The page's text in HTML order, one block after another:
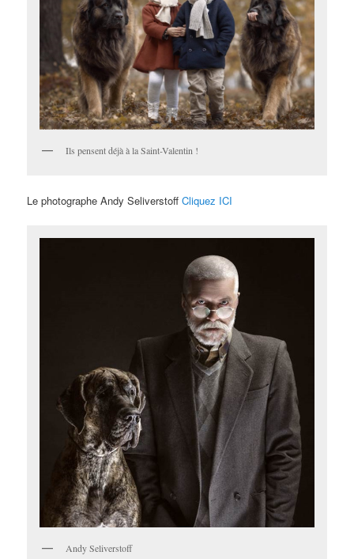
Ils pensent déjà à la Saint-Valentin !
Le photographe Andy SeliverstoffCliquez ICI
Andy Seliverstoff